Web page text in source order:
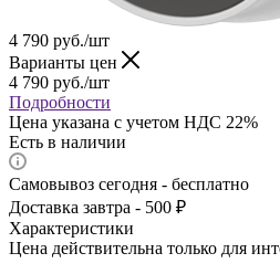
4 790 руб./шт
Варианты цен
4 790 руб./шт
Подробности
Цена указана с учетом НДС 22%
Есть в наличии
Самовывоз сегодня - бесплатно
Доставка завтра - 500 ₽
Характеристики
Цена действительна только для